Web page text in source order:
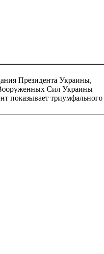
Президента Украины,
Сил Украины
показывает триумфального